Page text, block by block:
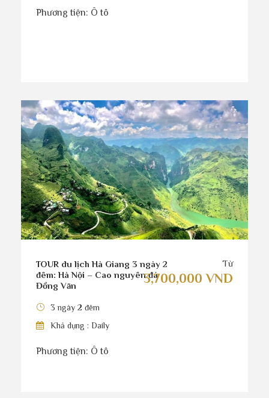
Phương tiện: Ô tô
TOUR du lịch Hà Giang 3 ngày 2
đêm: Hà Nội – Cao nguyên đá
Đồng Văn
Từ
3,700,000 VND
3 ngày 2 đêm
Khả dụng : Daily
Phương tiện: Ô tô